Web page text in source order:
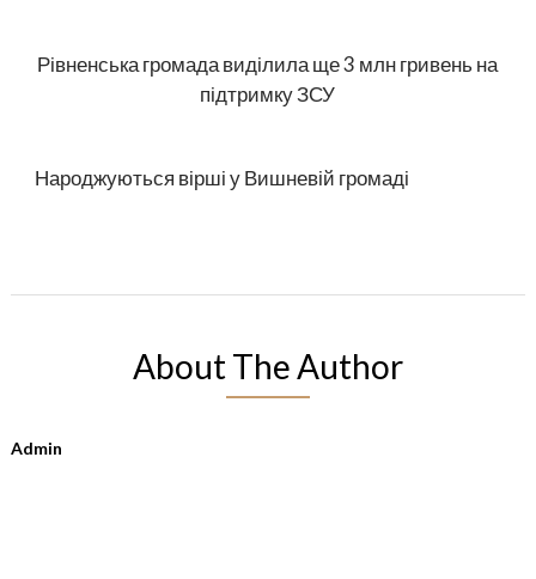
Рівненська громада виділила ще 3 млн гривень на
підтримку ЗСУ
Народжуються вірші у Вишневій громаді
About The Author
Admin